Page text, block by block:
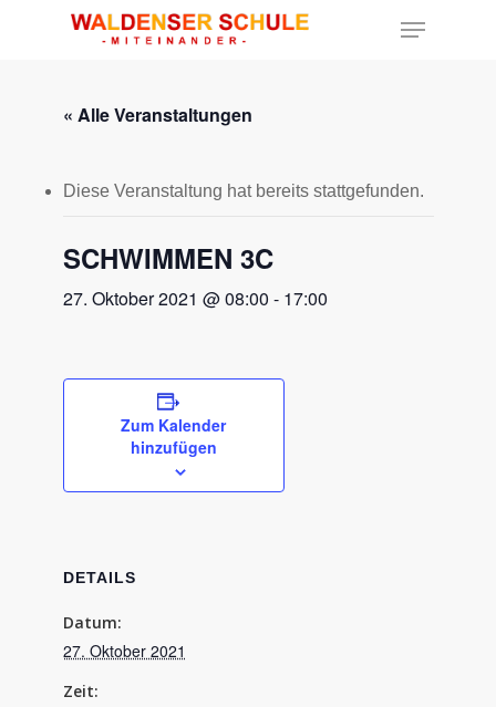
« Alle Veranstaltungen
Diese Veranstaltung hat bereits stattgefunden.
SCHWIMMEN 3C
27. Oktober 2021 @ 08:00 - 17:00
Zum Kalender
hinzufügen
DETAILS
Datum:
27. Oktober 2021
Zeit: